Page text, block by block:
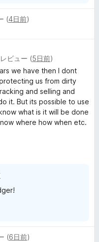
(4日前)
ビュー (5日前)
we have then I dont
us from dirty
and selling and
it. But its possible to use
what is it will be done
where how when etc.
(6日前)